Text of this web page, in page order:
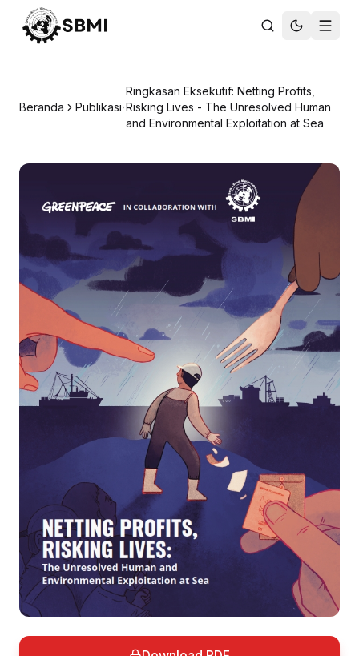
Beranda Publikasi
Ringkasan Eksekutif: Netting Profits,
Risking Lives - The Unresolved Human
and Environmental Exploitation at Sea